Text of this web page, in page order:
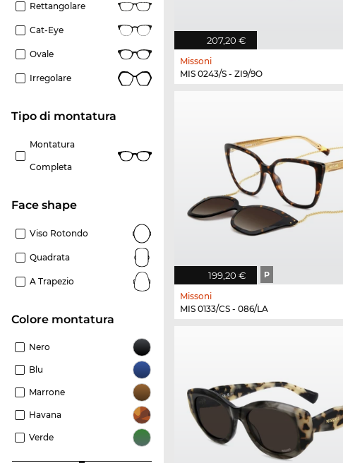
Rettangolare
Cat-Eye
Ovale
Irregolare
Tipo di montatura
Montatura
Completa
Face shape
Viso Rotondo
Quadrata
A Trapezio
Colore montatura
Nero
Blu
Marrone
Havana
Verde
207,20 €
Missoni
MIS 0243/S - ZI9/9O
199,20 € P
Missoni
MIS 0133/CS - 086/LA